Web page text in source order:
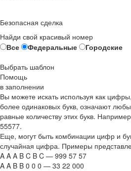
Безопасная сделка
Найди свой красивый номер
Все
Федеральные
Городские
Выбрать шаблон
Помощь
в заполнении
Вы можете искать используя как
более одинаковых букв, означают
равные количеству этих букв.
55577.
Еще, могут быть комбинации цифр и
случайная цифра. Примеры
A A A B C B C — 999 57 57
A A B B 0 0 0 — 33 22 000